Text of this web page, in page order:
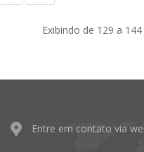
Exibindo de 129 a
Entre em contato via